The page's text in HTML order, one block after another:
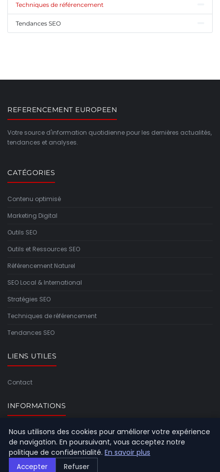
Techniques de référencement
Tendances SEO
REFERENCEMENT EUROPEEN
Votre source d'information quotidienne pour les dernières actualités,
tendances et analyses.
CATÉGORIES
Contenu optimisé
Marketing Digital
Outils SEO
Outils et Ressources SEO
Référencement Naturel
SEO Local & International
Stratégies SEO
Techniques de référencement
Tendances SEO
LIENS UTILES
Contact
INFORMATIONS
Plan du site
Nous utilisons des cookies pour améliorer votre expérience
de navigation. En poursuivant, vous acceptez notre
politique de confidentialité. En savoir plus
Accepter Refuser